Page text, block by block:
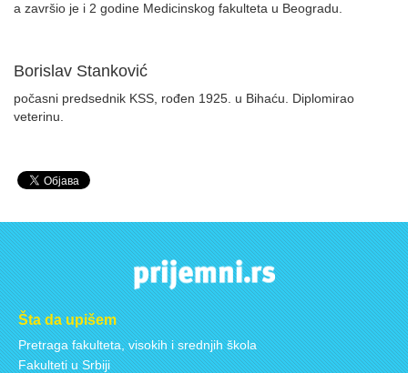
a završio je i 2 godine Medicinskog fakulteta u Beogradu.
Borislav Stanković
počasni predsednik KSS, rođen 1925. u Bihaću. Diplomirao
veterinu.
Šta da upišem
Pretraga fakulteta, visokih i srednjih škola
Fakulteti u Srbiji